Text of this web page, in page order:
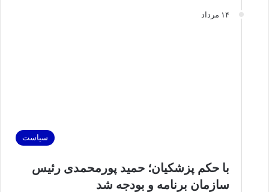
۱۴ مرداد
سیاست
با حکم پزشکیان؛ حمید پورمحمدی رئیس
سازمان برنامه و بودجه شد